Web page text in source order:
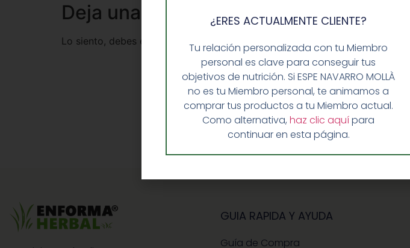
Deja una respuesta
Lo siento, debes estar conectado para publicar un comentario.
GUIA RAPIDA Y AYUDA
Guía de Compra
¿ERES ACTUALMENTE CLIENTE?
Tu relación personalizada con tu Miembro
personal es clave para conseguir tus
objetivos de nutrición. Si ESPE NAVARRO MOLLÀ
no es tu Miembro personal, te animamos a
comprar tus productos a tu Miembro actual.
Como alternativa,haz clic aquípara
continuar en esta página.